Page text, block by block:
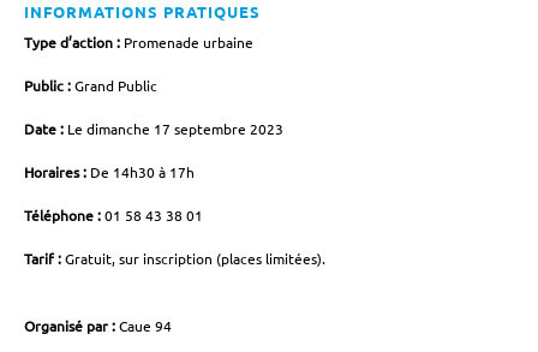
INFORMATIONS PRATIQUES
Type d’action : Promenade urbaine
Public :Grand Public
Date : Le dimanche 17 septembre 2023
Horaires : De 14h30 à 17h
Téléphone :01 58 43 38 01
Tarif :Gratuit, sur inscription (places limitées).
Organisé par :Caue 94